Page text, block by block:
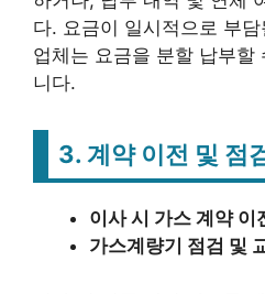
다. 요금이 일시적으로 부
업체는 요금을 분할 납부할
니다.
3. 계약 이전 및 점
이사 시 가스 계약 이
가스계량기 점검 및